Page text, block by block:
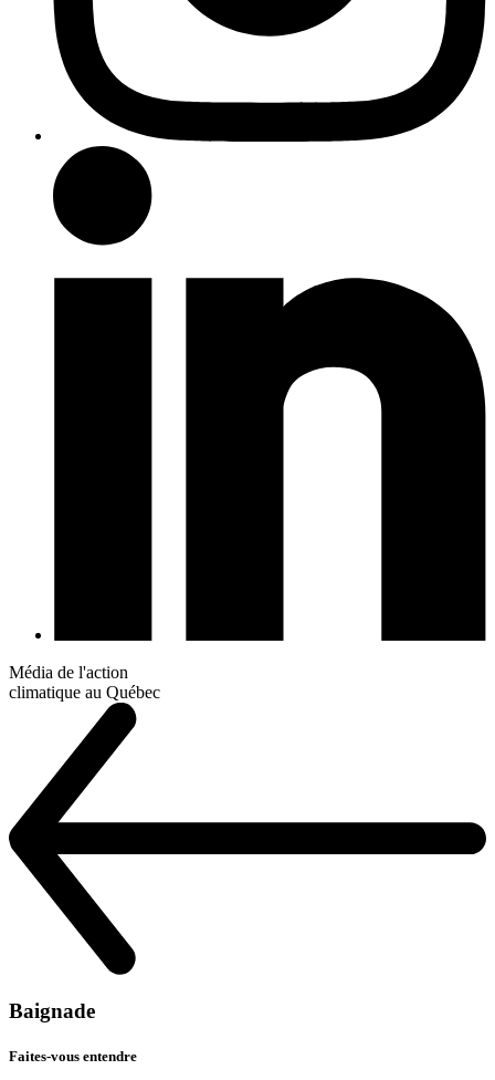
Média de l'action
climatique au Québec
Baignade
Faites-vous entendre